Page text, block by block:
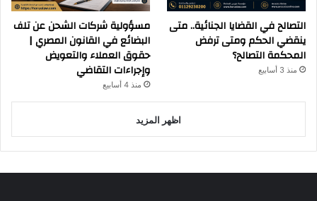
التصالح في القضايا الجنائية.. متى
ينقضي الحكم ومتى ترفض
المحكمة التصالح؟
منذ 3 أسابيع
مسؤولية شركات الشحن عن تلف
البضائع في القانون المصري |
حقوق العملاء والتعويض
وإجراءات التقاضي
منذ 4 أسابيع
اظهر المزيد